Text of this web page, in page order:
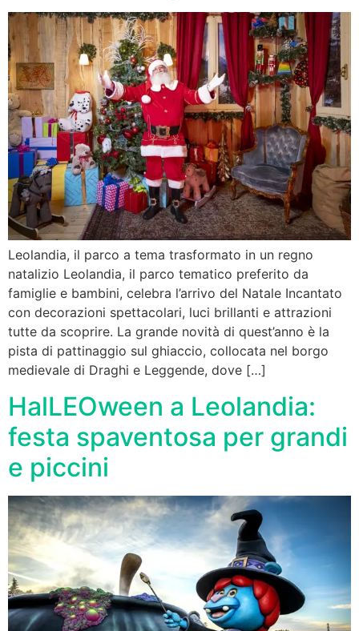
Leolandia, il parco a tema trasformato in un regno
natalizio Leolandia, il parco tematico preferito da
famiglie e bambini, celebra l’arrivo del Natale Incantato
con decorazioni spettacolari, luci brillanti e attrazioni
tutte da scoprire. La grande novità di quest’anno è la
pista di pattinaggio sul ghiaccio, collocata nel borgo
medievale di Draghi e Leggende, dove […]
HalLEOween a Leolandia:
festa spaventosa per grandi
e piccini